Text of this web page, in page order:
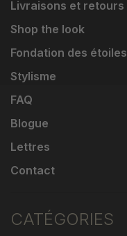
Livraisons et retours
Shop the look
Fondation des étoiles
Stylisme
FAQ
Blogue
Lettres
Contact
CATÉGORIES